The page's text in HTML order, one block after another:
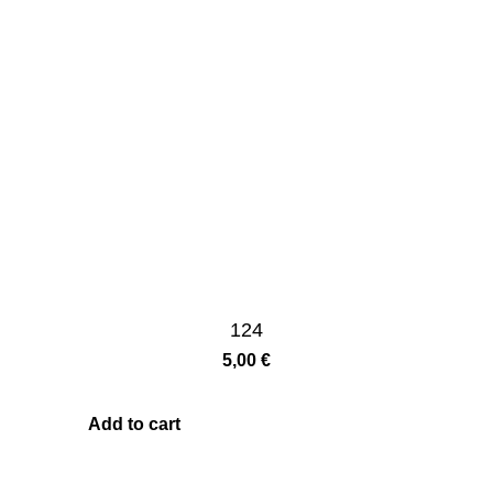
124
5,00 €
Add to cart